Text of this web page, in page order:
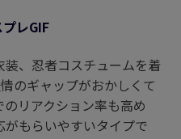
レGIF
、忍者コスチュームを着
のギャップがおかしくて
リアクション率も高め
もらいやすいタイプで